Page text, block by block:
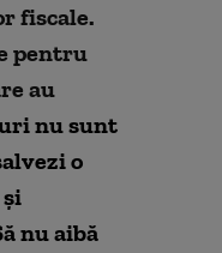
fiscale.
pentru
au
nu sunt
o
nu aibă